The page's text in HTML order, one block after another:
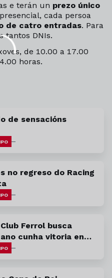
e terán un prezo único
cada persoa
de catro entradas. Para
tantos DNIs.
de 10.00 a 17.00
horas.
de sensacións
no regreso do Racing
Ferrol busca
cunha vitoria en